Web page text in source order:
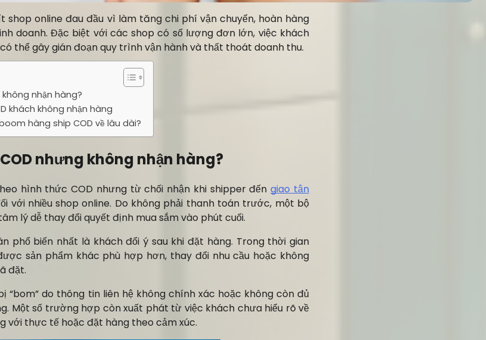
shop online đau đầu vì làm tăng chi phí vận chuyển, hoàn hàng
doanh. Đặc biệt với các shop có số lượng đơn lớn, việc khách
thể gây gián đoạn quy trình vận hành và thất thoát doanh thu.
không nhận hàng?
khách không nhận hàng
hàng ship COD về lâu dài?
nhưng không nhận hàng?
hình thức COD nhưng từ chối nhận khi shipper đếngiao tận
với nhiều shop online. Do không phải thanh toán trước, một bộ
lý dễ thay đổi quyết định mua sắm vào phút cuối.
phổ biến nhất là khách đổi ý sau khi đặt hàng. Trong thời gian
sản phẩm khác phù hợp hơn, thay đổi nhu cầu hoặc không
đặt.
“bom” do thông tin liên hệ không chính xác hoặc không còn đủ
Một số trường hợp còn xuất phát từ việc khách chưa hiểu rõ về
với thực tế hoặc đặt hàng theo cảm xúc.